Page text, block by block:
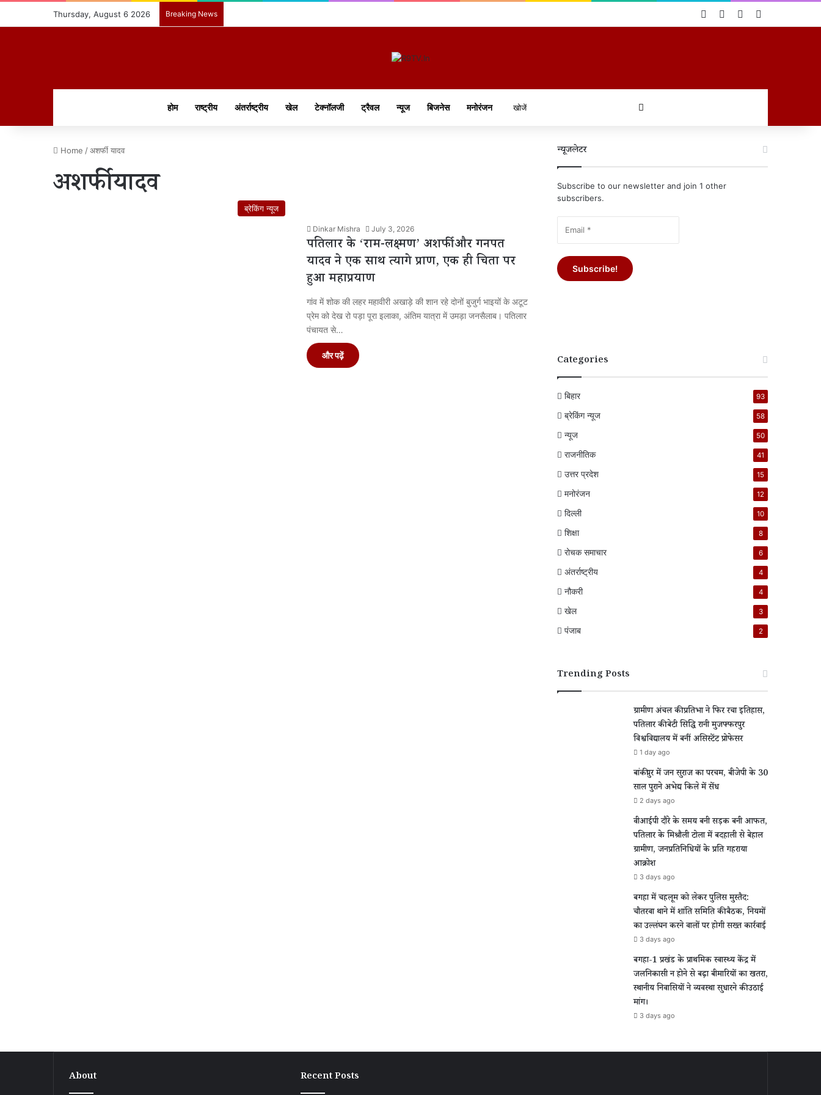
Thursday, August 6 2026 Breaking News Log InRandom Article
Sidebar
होम राष्ट्रीय अंतर्राष्ट्रीय खेल टेक्नॉलजी ट्रैवल न्यूज बिजनेस मनोरंजन
Home /अशर्फी यादव
अशर्फी यादव
ब्रेकिंग न्यूज
Dinkar Mishra July 3, 2026
पतिलार के ‘राम-लक्ष्मण’ अशर्फी और गनपत
यादव ने एक साथ त्यागे प्राण, एक ही चिता पर
हुआ महाप्रयाण
गांव में शोक की लहर महावीरी अखाड़े की शान रहे दोनों बुजुर्ग भाइयों के अटूट
प्रेम को देख रो पड़ा पूरा इलाका, अंतिम यात्रा में उमड़ा जनसैलाब। पतिलार
पंचायत से…
और पढ़ें
न्यूजलेटर
Subscribe to our newsletter and join 1 other
subscribers.
Categories
बिहार 93
ब्रेकिंग न्यूज 58
न्यूज 50
राजनीतिक 41
उत्तर प्रदेश 15
मनोरंजन 12
दिल्ली 10
शिक्षा 8
रोचक समाचार 6
अंतर्राष्ट्रीय 4
नौकरी 4
खेल 3
पंजाब 2
Trending Posts
ग्रामीण अंचल की प्रतिभा ने फिर रचा इतिहास,
पतिलार की बेटी सिद्धि रानी मुजफ्फरपुर
विश्वविद्यालय में बनीं असिस्टेंट प्रोफेसर
1 day ago
बांकीपुर में जन सुराज का परचम, बीजेपी के 30
साल पुराने अभेद्य किले में सेंध
2 days ago
वीआईपी दौरे के समय बनी सड़क बनी आफत,
पतिलार के मिश्रौली टोला में बदहाली से बेहाल
ग्रामीण, जनप्रतिनिधियों के प्रति गहराया
आक्रोश
3 days ago
बगहा में चहलूम को लेकर पुलिस मुस्तैद:
चौतरवा थाने में शांति समिति की बैठक, नियमों
का उल्लंघन करने वालों पर होगी सख्त कार्रवाई
3 days ago
बगहा-1 प्रखंड के प्राथमिक स्वास्थ्य केंद्र में
जलनिकासी न होने से बढ़ा बीमारियों का खतरा,
स्थानीय निवासियों ने व्यवस्था सुधारने की उठाई
मांग।
3 days ago
About Recent Posts